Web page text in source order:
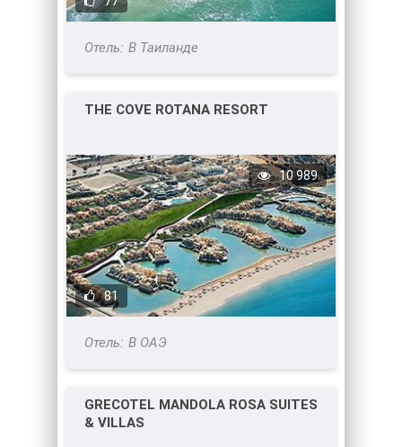
В Таиланде
THE COVE ROTANA RESORT
81
10 989
В ОАЭ
GRECOTEL MANDOLA ROSA SUITES
& VILLAS